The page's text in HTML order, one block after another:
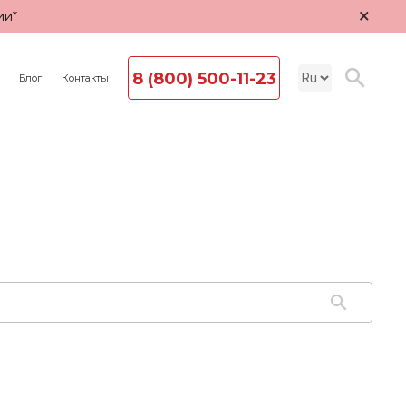
×
Блог Контакты 8 (800) 500-11-23